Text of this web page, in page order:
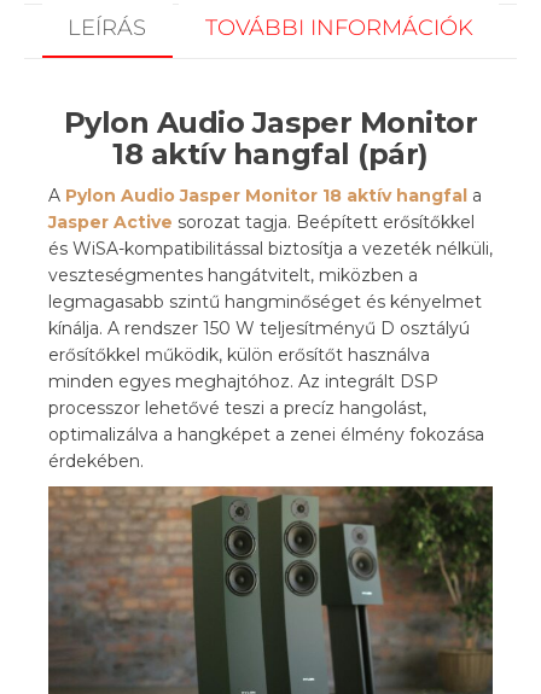
LEÍRÁS TOVÁBBI INFORMÁCIÓK
Pylon Audio Jasper Monitor
18 aktív hangfal (pár)
A Pylon Audio Jasper Monitor 18 aktív hangfal a
Jasper Active sorozat tagja. Beépített erősítőkkel
és WiSA-kompatibilitással biztosítja a vezeték nélküli,
veszteségmentes hangátvitelt, miközben a
legmagasabb szintű hangminőséget és kényelmet
kínálja. A rendszer 150 W teljesítményű D osztályú
erősítőkkel működik, külön erősítőt használva
minden egyes meghajtóhoz. Az integrált DSP
processzor lehetővé teszi a precíz hangolást,
optimalizálva a hangképet a zenei élmény fokozása
érdekében.